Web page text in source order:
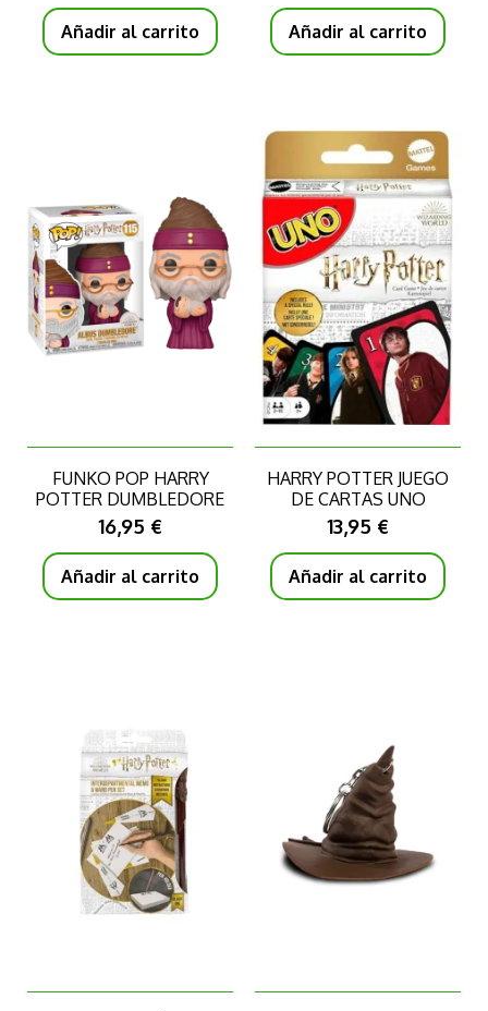
Añadir al carrito Añadir al carrito
FUNKO POP HARRY
POTTER DUMBLEDORE
WITH BABY HARRY
16,95 €
Añadir al carrito
HARRY POTTER JUEGO
DE CARTAS UNO
13,95 €
Añadir al carrito